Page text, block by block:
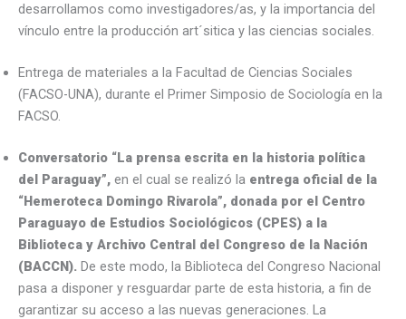
desarrollamos como investigadores/as, y la importancia del
vínculo entre la producción art´sitica y las ciencias sociales.
Entrega de materiales a la Facultad de Ciencias Sociales
(FACSO-UNA), durante el Primer Simposio de Sociología en la
FACSO.
Conversatorio “La prensa escrita en la historia política
del Paraguay”, en el cual se realizó la entrega oficial de la
“Hemeroteca Domingo Rivarola”, donada por el Centro
Paraguayo de Estudios Sociológicos (CPES) a la
Biblioteca y Archivo Central del Congreso de la Nación
(BACCN). De este modo, la Biblioteca del Congreso Nacional
pasa a disponer y resguardar parte de esta historia, a fin de
garantizar su acceso a las nuevas generaciones. La